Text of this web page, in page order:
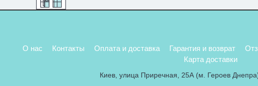
О нас Контакты Оплата и доставка Гарантия и возврат
Карта доставки
Киев, улица Приречная, 25А (м. Героев